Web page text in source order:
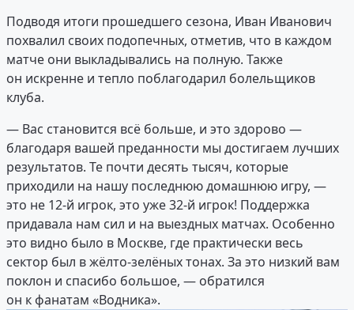
Подводя итоги прошедшего сезона, Иван Иванович
похвалил своих подопечных, отметив, что в каждом
матче они выкладывались на полную. Также
он искренне и тепло поблагодарил болельщиков
клуба.
— Вас становится всё больше, и это здорово —
благодаря вашей преданности мы достигаем лучших
результатов. Те почти десять тысяч, которые
приходили на нашу последнюю домашнюю игру, —
это не 12-й игрок, это уже 32-й игрок! Поддержка
придавала нам сил и на выездных матчах. Особенно
это видно было в Москве, где практически весь
сектор был в жёлто-зелёных тонах. За это низкий вам
поклон и спасибо большое, — обратился
он к фанатам «Водника».